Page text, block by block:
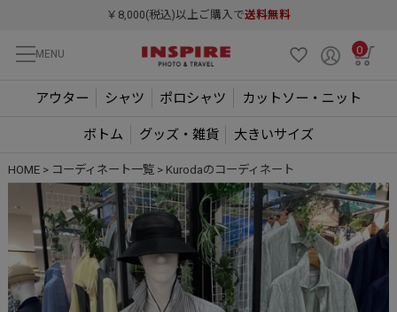
￥8,000(税込)以上ご購入で送料無料
MENU 0
アウター シャツ ポロシャツ カットソー・ニット
ボトム グッズ・雑貨 大きいサイズ
HOME コーディネート一覧 Kurodaのコーディネート